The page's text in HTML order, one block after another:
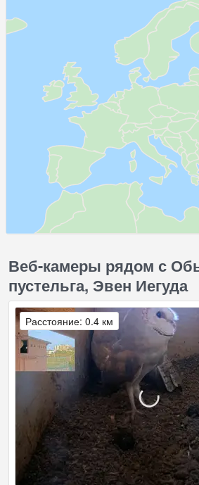
Веб-камеры рядом с
пустельга, Эвен Иегуда
Расстояние: 0.4 км